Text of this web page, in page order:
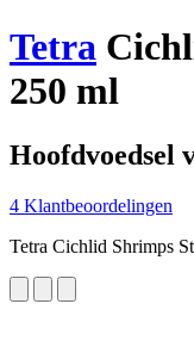
Tetra
250 ml
Hoofdvoedsel
4 Klantbeoordelingen
Tetra Cichlid Shrimps